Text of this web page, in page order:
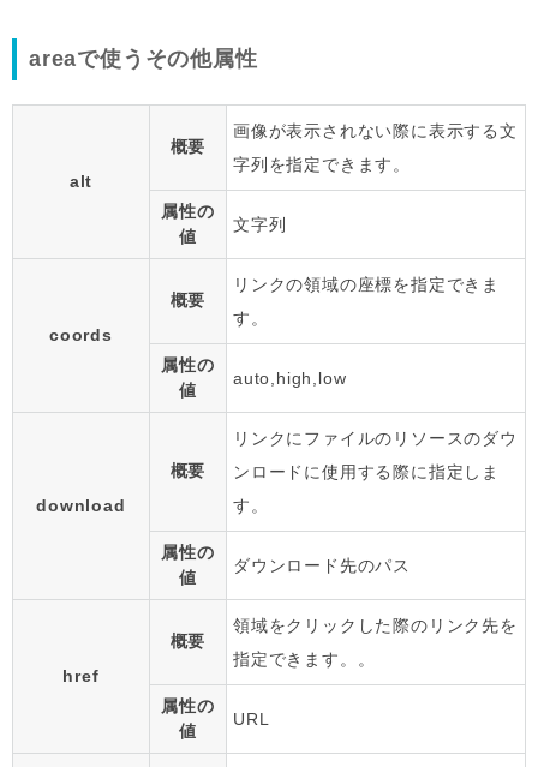
areaで使うその他属性
alt
概要
画像が表示されない際に表示する文
字列を指定できます。
属性の
値
文字列
coords
概要
リンクの領域の座標を指定できま
す。
属性の
値
auto,high,low
download
概要
リンクにファイルのリソースのダウ
ンロードに使用する際に指定しま
す。
属性の
値
ダウンロード先のパス
href
概要
領域をクリックした際のリンク先を
指定できます。。
属性の
値
URL